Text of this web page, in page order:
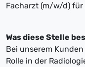
Facharzt (m/w/d) für
Was diese Stelle
Bei unserem
Rolle in der